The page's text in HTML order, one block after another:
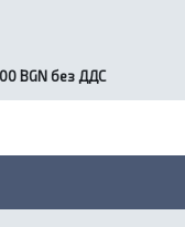
BGN без ДДС